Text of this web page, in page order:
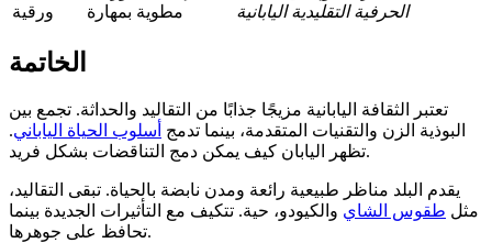
ورقية
مطوية بمهارة
الحرفية التقليدية اليابانية
الخاتمة
تعتبر الثقافة اليابانية مزيجًا جذابًا من التقاليد والحداثة. تجمع بين
البوذية الزن والتقنيات المتقدمة، بينما تدمج أسلوب الحياة الياباني.
تظهر اليابان كيف يمكن دمج التناقضات بشكل فريد.
يقدم البلد مناظر طبيعية رائعة ومدن نابضة بالحياة. تبقى التقاليد،
مثل طقوس الشاي والكيودو، حية. تتكيف مع التأثيرات الجديدة بينما
تحافظ على جوهرها.